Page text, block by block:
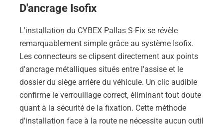
D'ancrage Isofix
L'installation du CYBEX Pallas S-Fix se révèle
remarquablement simple grâce au système Isofix.
Les connecteurs se clipsent directement aux points
d'ancrage métalliques situés entre l'assise et le
dossier du siège arrière du véhicule. Un clic audible
confirme le verrouillage correct, éliminant tout doute
quant à la sécurité de la fixation. Cette méthode
d'installation face à la route ne nécessite aucun outil